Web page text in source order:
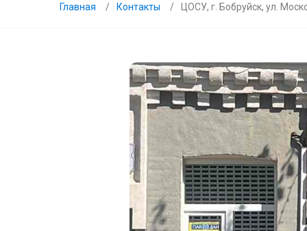
Главная Контакты ЦОСУ, г. Бобруйск, ул.